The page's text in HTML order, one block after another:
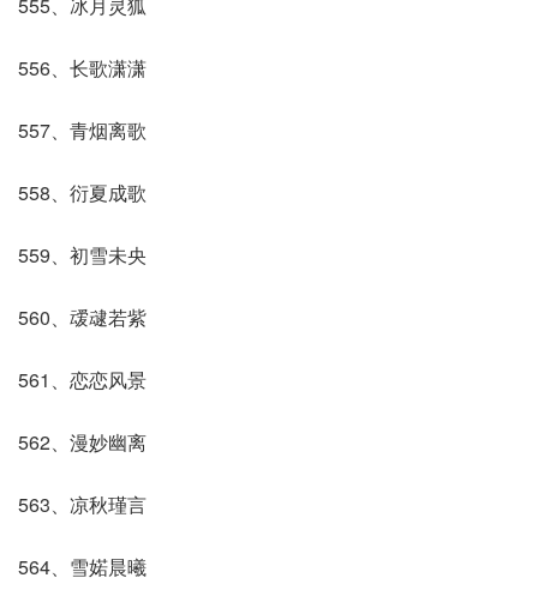
556、长歌潇潇
557、青烟离歌
558、衍夏成歌
559、初雪未央
560、叆叇若紫
561、恋恋风景
562、漫妙幽离
563、凉秋瑾言
564、雪婼晨曦